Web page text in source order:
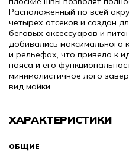
Расположенный по всей
четырех отсеков и создан
беговых аксессуаров и
добивались
и рельефах, что привело к
пояса и его
минималистичное лого
вид майки.
ХАРАКТЕРИСТИКИ
ОБЩИЕ